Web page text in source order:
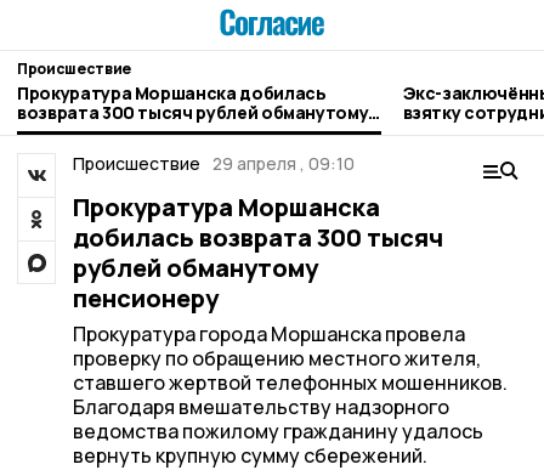
Происшествие
Прокуратура Моршанска добилась
возврата 300 тысяч рублей обманутому
пенсионеру
Экс-
взятку
Происшествие 29 апреля , 09:10
Прокуратура Моршанска
добилась возврата 300 тысяч
рублей обманутому
пенсионеру
Прокуратура города Моршанска провела
проверку по обращению местного жителя,
ставшего жертвой телефонных мошенников.
Благодаря вмешательству надзорного
ведомства пожилому гражданину удалось
вернуть крупную сумму сбережений.